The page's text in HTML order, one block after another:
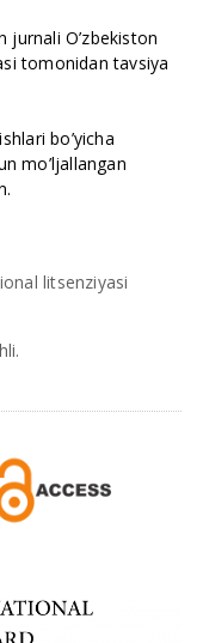
jurnali O’zbekiston
tomonidan tavsiya
bo’yicha
mo’ljallangan
litsenziyasi